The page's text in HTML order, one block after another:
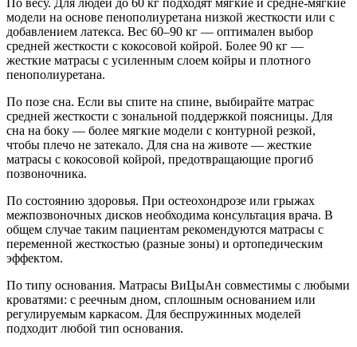
модели на основе пенополиуретана низкой жесткости или с
добавлением латекса. Вес 60–90 кг — оптимален выбор
средней жесткости с кокосовой койрой. Более 90 кг —
жесткие матрасы с усиленным слоем койры и плотного
пенополиуретана.
По позе сна. Если вы спите на спине, выбирайте матрас
средней жесткости с зональной поддержкой поясницы. Для
сна на боку — более мягкие модели с контурной резкой,
чтобы плечо не затекало. Для сна на животе — жесткие
матрасы с кокосовой койрой, предотвращающие прогиб
позвоночника.
По состоянию здоровья. При остеохондрозе или грыжах
межпозвоночных дисков необходима консультация врача. В
общем случае таким пациентам рекомендуются матрасы с
переменной жесткостью (разные зоны) и ортопедическим
эффектом.
По типу основания. Матрасы ВиЦыАн совместимы с любыми
кроватями: с реечным дном, сплошным основанием или
регулируемым каркасом. Для беспружинных моделей
подходит любой тип основания.